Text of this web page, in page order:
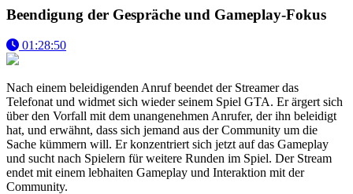
Beendigung der Gespräche und Gameplay-Fokus
01:28:50
Nach einem beleidigenden Anruf beendet der Streamer das
Telefonat und widmet sich wieder seinem Spiel GTA. Er ärgert sich
über den Vorfall mit dem unangenehmen Anrufer, der ihn beleidigt
hat, und erwähnt, dass sich jemand aus der Community um die
Sache kümmern will. Er konzentriert sich jetzt auf das Gameplay
und sucht nach Spielern für weitere Runden im Spiel. Der Stream
endet mit einem lebhaiten Gameplay und Interaktion mit der
Community.